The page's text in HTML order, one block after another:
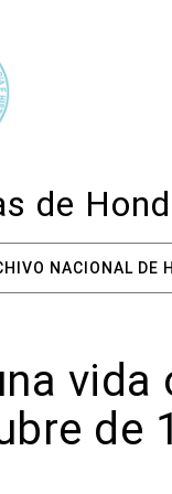
de
NACIONAL DE
vida
de